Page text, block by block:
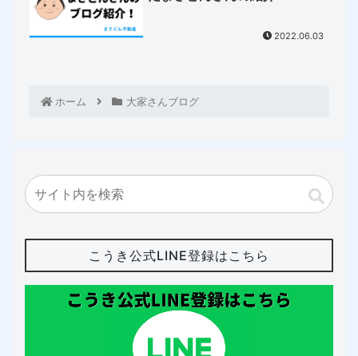
2022.06.03
ホーム 大家さんブログ
こうき公式LINE登録はこちら